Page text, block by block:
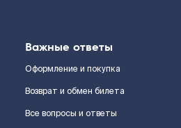
Важные ответы
Оформление и покупка
Возврат и обмен билета
Все вопросы и ответы